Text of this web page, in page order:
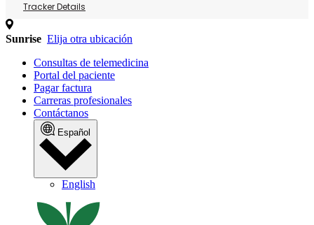
Tracker Details
Sunrise Elija otra ubicación
Consultas de telemedicina
Portal del paciente
Pagar factura
Carreras profesionales
Contáctanos
Español
English